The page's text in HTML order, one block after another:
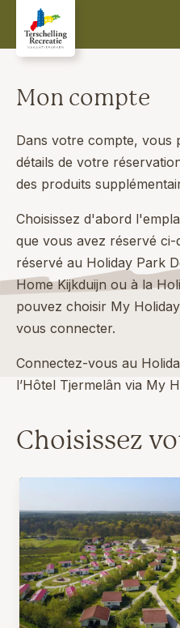
contacter
Hébergements
Informations
Questions fréquentes
Le transport
Villages
Thèmes
Contact
Mon compte
Dans votre compte,
détails de votre
des produits
Choisissez d'abord
que vous avez réservé ci-
réservé au Holiday Park
Home Kijkduijn ou à la
pouvez choisir My
vous connecter.
Connectez-vous au
l’Hôtel Tjermelân via My
Choisissez